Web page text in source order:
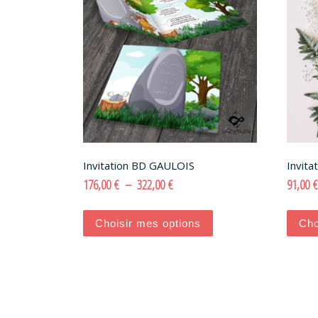
Invitation BD GAULOIS
176,00€ – 322,00€Plage de prix : 176,00 € à 322,00 €
Choisir mes options
Ce produit a plusieurs
91,00€